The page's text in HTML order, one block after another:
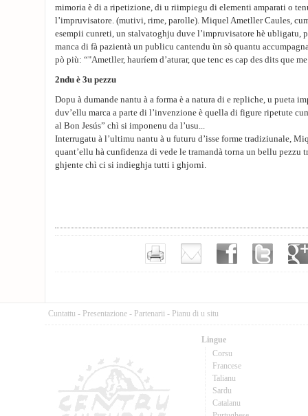
mimoria è di a ripetizione, di u riimpiegu di elementi amparati o
l’impruvisatore. (mutivi, rime, parolle). Miquel Ametller Caules,
esempii cunreti, un stalvatoghju duve l’impruvisatore hè ubligatu,
manca di fà pazientà un publicu cantendu ùn sò quantu
pò più: “"Ametller, hauríem d’aturar, que tenc es cap des dits que
2ndu è 3u pezzu
Dopu à dumande nantu à a forma è a natura di e repliche, u pueta
duv’ellu marca a parte di l’invenzione è quella di figure ripetute
al Bon Jesús” chì si imponenu da l’usu...
Interrugatu à l’ultimu nantu à u futuru d’isse forme tradiziunale,
quant’ellu hà cunfidenza di vede le tramandà torna un bellu pezzu
ghjente chì ci si indieghja tutti i ghjorni.
Cuntattu - Presentazione - Partenarii - Pianu di u situ
Lingue
Corsu
Francese
Talianu
Sardu
Catalanu